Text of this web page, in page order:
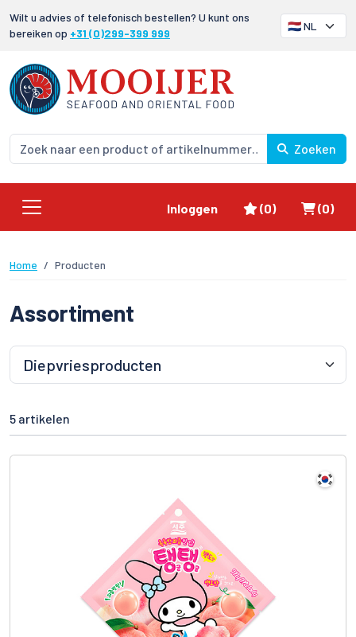
Wilt u advies of telefonisch bestellen? U kunt ons
bereiken op +31 (0)299-399 999
Zoeken
Inloggen Favorieten
(0) (0)
Home Producten
Assortiment
5 artikelen